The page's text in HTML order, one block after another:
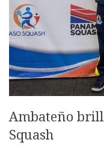
Ambateño
Squash